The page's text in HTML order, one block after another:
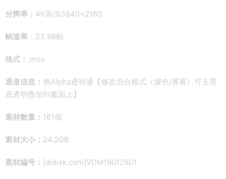
分辨率： 4K高清3840×2160
幀速率 ：23.98幀
格式： .mov
通道信息： 無Alpha透明通【修改混合模式（濾色/屏幕）可去黑
底透明疊加到畫面上】
素材數量： 161個
素材大小： 24.2GB
素材編号： [didixk.com]VDM19012601